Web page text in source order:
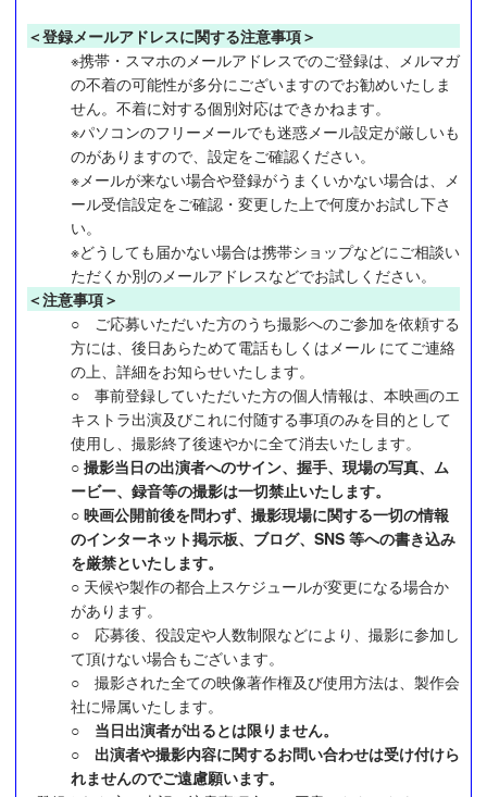
＜登録メールアドレスに関する注意事項＞
※携帯・スマホのメールアドレスでのご登録は、メルマガ
の不着の可能性が多分にございますのでお勧めいたしま
せん。不着に対する個別対応はできかねます。
※パソコンのフリーメールでも迷惑メール設定が厳しいも
のがありますので、設定をご確認ください。
※メールが来ない場合や登録がうまくいかない場合は、メ
ール受信設定をご確認・変更した上で何度かお試し下さ
い。
※どうしても届かない場合は携帯ショップなどにご相談い
ただくか別のメールアドレスなどでお試しください。
＜注意事項＞
○ ご応募いただいた方のうち撮影へのご参加を依頼する
方には、後日あらためて電話もしくはメール にてご連絡
の上、詳細をお知らせいたします。
○ 事前登録していただいた方の個人情報は、本映画のエ
キストラ出演及びこれに付随する事項のみを目的として
使用し、撮影終了後速やかに全て消去いたします。
○ 撮影当日の出演者へのサイン、握手、現場の写真、ム
ービー、録音等の撮影は一切禁止いたします。
○ 映画公開前後を問わず、撮影現場に関する一切の情報
のインターネット掲示板、ブログ、SNS 等への書き込み
を厳禁といたします。
○ 天候や製作の都合上スケジュールが変更になる場合か
があります。
○ 応募後、役設定や人数制限などにより、撮影に参加し
て頂けない場合もございます。
○ 撮影された全ての映像著作権及び使用方法は、製作会
社に帰属いたします。
○ 当日出演者が出るとは限りません。
○ 出演者や撮影内容に関するお問い合わせは受け付けら
れませんのでご遠慮願います。